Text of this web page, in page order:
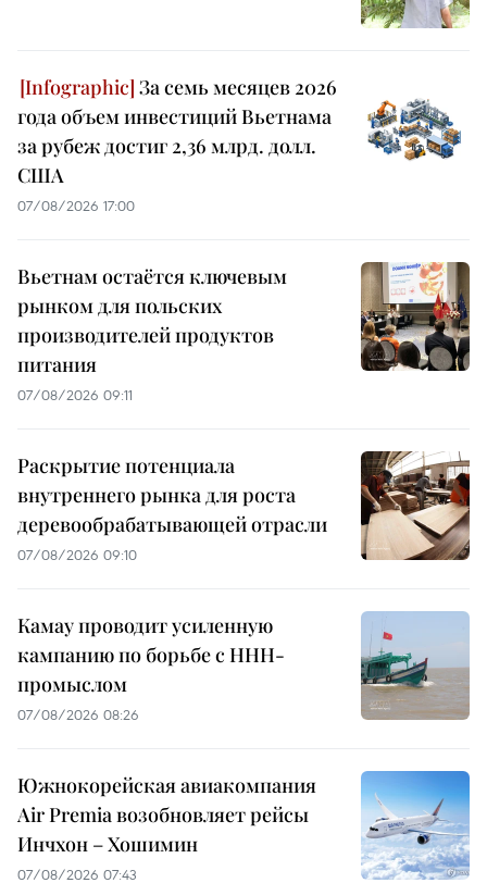
За семь месяцев 2026
года объем инвестиций Вьетнама
за рубеж достиг 2,36 млрд. долл.
США
07/08/2026 17:00
Вьетнам остаётся ключевым
рынком для польских
производителей продуктов
питания
07/08/2026 09:11
Раскрытие потенциала
внутреннего рынка для роста
деревообрабатывающей отрасли
07/08/2026 09:10
Камау проводит усиленную
кампанию по борьбе с ННН-
промыслом
07/08/2026 08:26
Южнокорейская авиакомпания
Air Premia возобновляет рейсы
Инчхон – Хошимин
07/08/2026 07:43